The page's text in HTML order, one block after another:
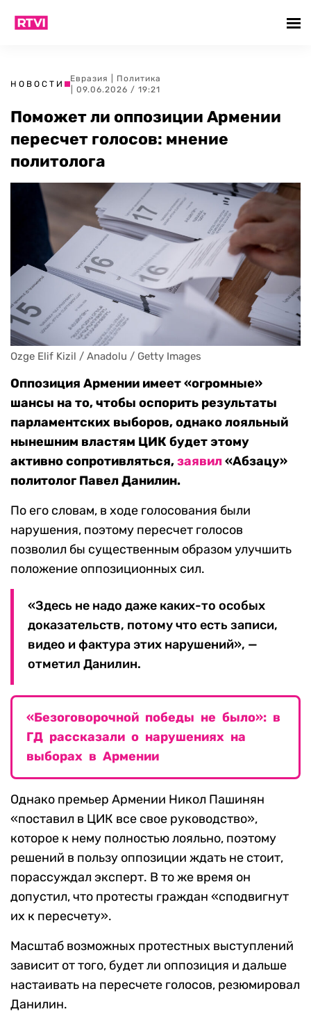
НОВОСТИ
Евразия
Политика
| 09.06.2026 / 19:21
Поможет ли оппозиции Армении
пересчет голосов: мнение
политолога
Ozge Elif Kizil / Anadolu / Getty Images
Оппозиция Армении имеет «огромные»
шансы на то, чтобы оспорить результаты
парламентских выборов, однако лояльный
нынешним властям ЦИК будет этому
активно сопротивляться,заявил«Абзацу»
политолог Павел Данилин.
По его словам, в ходе голосования были
нарушения, поэтому пересчет голосов
позволил бы существенным образом улучшить
положение оппозиционных сил.
«Здесь не надо даже каких-то особых
доказательств, потому что есть записи,
видео и фактура этих нарушений», —
отметил Данилин.
«Безоговорочной победы не было»: в
ГД рассказали о нарушениях на
выборах в Армении
Однако премьер Армении Никол Пашинян
«поставил в ЦИК все свое руководство»,
которое к нему полностью лояльно, поэтому
решений в пользу оппозиции ждать не стоит,
порассуждал эксперт. В то же время он
допустил, что протесты граждан «сподвигнут
их к пересчету».
Масштаб возможных протестных выступлений
зависит от того, будет ли оппозиция и дальше
настаивать на пересчете голосов, резюмировал
Данилин.